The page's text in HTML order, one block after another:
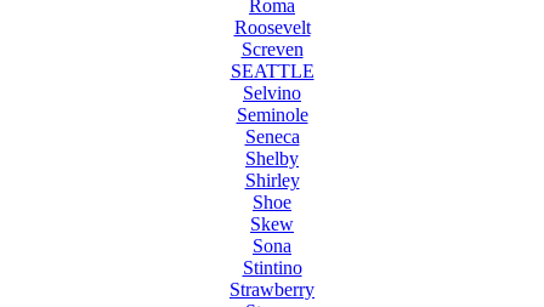
Roma
Roosevelt
Screven
SEATTLE
Selvino
Seminole
Seneca
Shelby
Shirley
Shoe
Skew
Sona
Stintino
Strawberry